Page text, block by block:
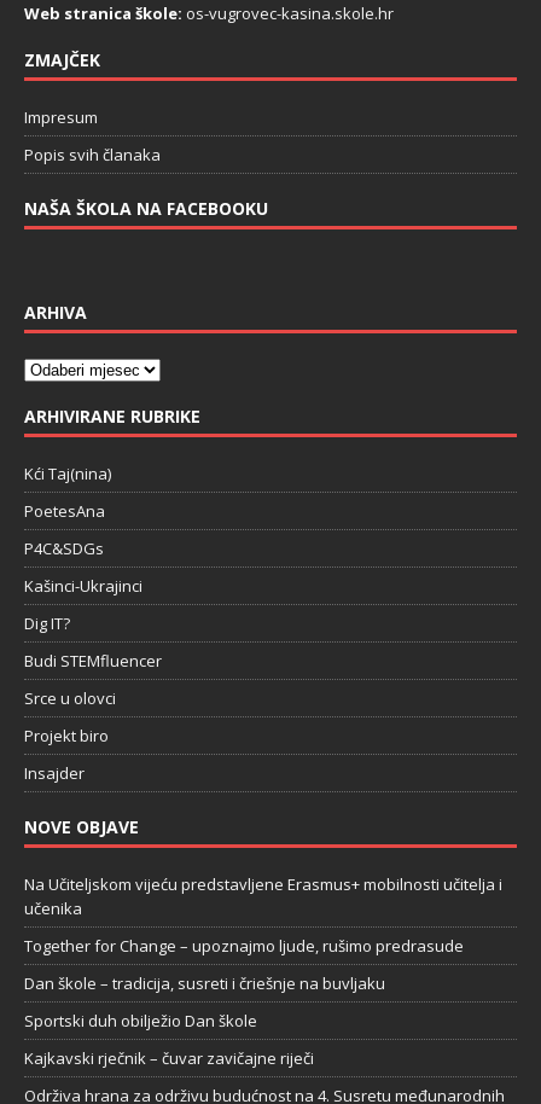
Web stranica škole: os-vugrovec-kasina.skole.hr
ZMAJČEK
Impresum
Popis svih članaka
NAŠA ŠKOLA NA FACEBOOKU
ARHIVA
ARHIVIRANE RUBRIKE
Kći Taj(nina)
PoetesAna
P4C&SDGs
Kašinci-Ukrajinci
Dig IT?
Budi STEMfluencer
Srce u olovci
Projekt biro
Insajder
NOVE OBJAVE
Na Učiteljskom vijeću predstavljene Erasmus+ mobilnosti učitelja i
učenika
Together for Change – upoznajmo ljude, rušimo predrasude
Dan škole – tradicija, susreti i čriešnje na buvljaku
Sportski duh obilježio Dan škole
Kajkavski rječnik – čuvar zavičajne riječi
Održiva hrana za održivu budućnost na 4. Susretu međunarodnih